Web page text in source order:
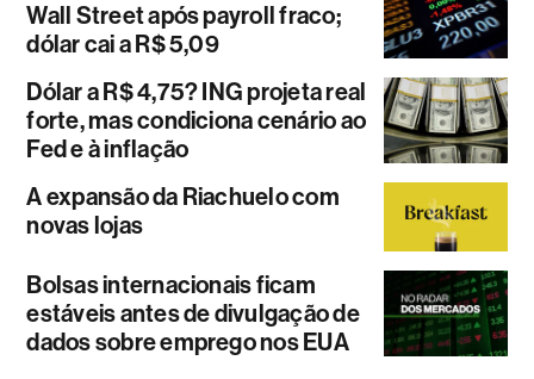
Wall Street após payroll fraco;
dólar cai a R$ 5,09
Dólar a R$ 4,75? ING projeta real
forte, mas condiciona cenário ao
Fed e à inflação
A expansão da Riachuelo com
novas lojas
Bolsas internacionais ficam
estáveis antes de divulgação de
dados sobre emprego nos EUA